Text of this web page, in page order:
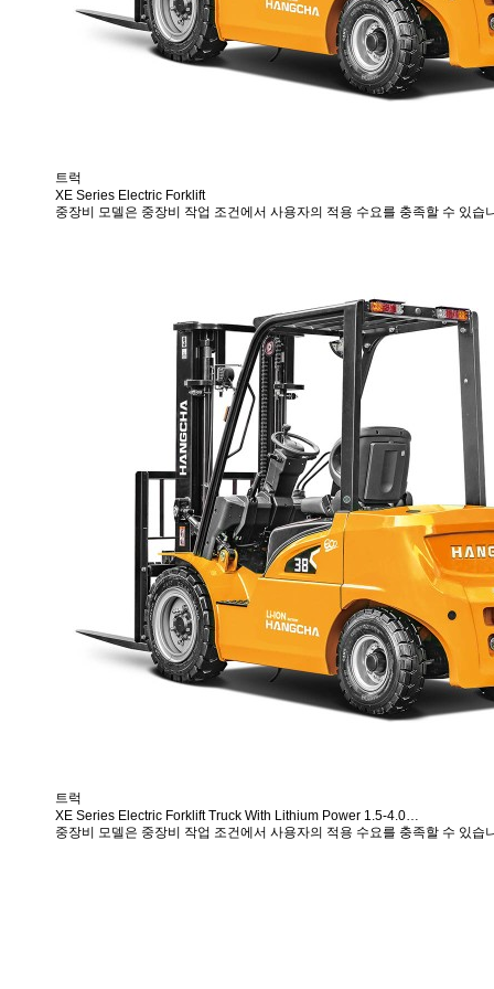
트럭
XE Series Electric Forklift
중장비 모델은 중장비 작업 조건에서 사용자의 적용 수요를 충족할 수 있습
트럭
XE Series Electric Forklift Truck With Lithium Power 1.5-4.0…
중장비 모델은 중장비 작업 조건에서 사용자의 적용 수요를 충족할 수 있습